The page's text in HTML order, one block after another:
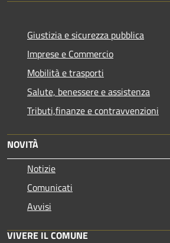
Giustizia e sicurezza pubblica
Imprese e Commercio
Mobilità e trasporti
Salute, benessere e assistenza
Tributi,finanze e contravvenzioni
NOVITÀ
Notizie
Comunicati
Avvisi
VIVERE IL COMUNE